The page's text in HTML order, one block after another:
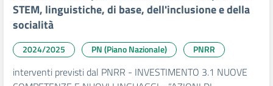
STEM, linguistiche, di base, dell'inclusione e della
socialità
2024/2025 PN (Piano Nazionale) PNRR
interventi previsti dal PNRR - INVESTIMENTO 3.1 NUOVE